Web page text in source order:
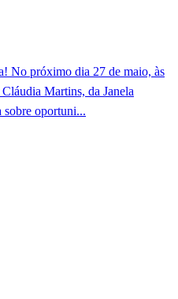
No próximo dia 27 de maio, às
Martins, da Janela
sobre oportuni...